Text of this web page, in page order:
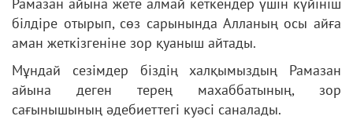
білдіре отырып, сөз сарынында Алланың осы айға
аман жеткізгеніне зор қуаныш айтады.
Мұндай сезімдер біздің халқымыздың Рамазан
айына деген терең махаббатының, зор
сағынышының әдебиеттегі куәсі саналады.